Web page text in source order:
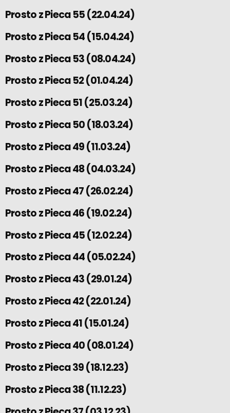
Prosto z Pieca 55 (22.04.24)
Prosto z Pieca 54 (15.04.24)
Prosto z Pieca 53 (08.04.24)
Prosto z Pieca 52 (01.04.24)
Prosto z Pieca 51 (25.03.24)
Prosto z Pieca 50 (18.03.24)
Prosto z Pieca 49 (11.03.24)
Prosto z Pieca 48 (04.03.24)
Prosto z Pieca 47 (26.02.24)
Prosto z Pieca 46 (19.02.24)
Prosto z Pieca 45 (12.02.24)
Prosto z Pieca 44 (05.02.24)
Prosto z Pieca 43 (29.01.24)
Prosto z Pieca 42 (22.01.24)
Prosto z Pieca 41 (15.01.24)
Prosto z Pieca 40 (08.01.24)
Prosto z Pieca 39 (18.12.23)
Prosto z Pieca 38 (11.12.23)